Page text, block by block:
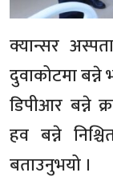
क्यान्सर
दुवाकोटमा बन्ने
डिपीआर बन्ने
हव बन्ने
बताउनुभयो ।